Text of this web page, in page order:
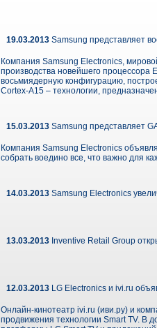
19.03.2013 Samsung представляет
Компания Samsung Electronics,
производства новейшего процессора
восьмиядерную конфигурацию,
Cortex-A15 – технологии,
15.03.2013 Samsung представляет
Компания Samsung Electronics
собрать воедино все, что важно для
14.03.2013 Samsung Electronics
13.03.2013 Inventive Retail Group
12.03.2013 LG Electronics и ivi.ru
Онлайн-кинотеатр ivi.ru (иви.ру) и
продвижения технологии Smart TV. В